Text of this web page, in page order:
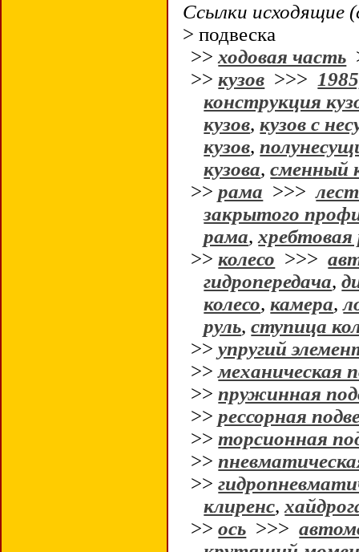
Ссылки исходящие
> подвеска
>>ходовая часть
>>кузов >>>
конструкция
кузов,кузов с
кузов,
кузова,сменный
>>рама >>>
закрытого
рама,
>>колесо >>>
гидропередача,
колесо,камера,
руль,ступица
>>упругий
>>механическая
>>пружинная
>>рессорная
>>торсионная
>>
>>
клиренс,
>>ось >>>